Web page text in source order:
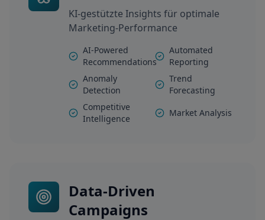
KI-gestützte Insights für optimale
Marketing-Performance
AI-Powered
Recommendations
Automated
Reporting
Anomaly
Detection
Trend
Forecasting
Competitive
Intelligence
Market Analysis
Data-Driven
Campaigns